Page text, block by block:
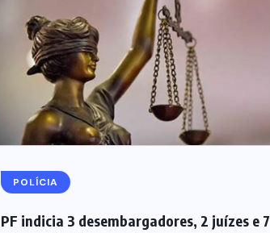
POLÍCIA
PF indicia 3 desembargadores, 2 juízes e 7